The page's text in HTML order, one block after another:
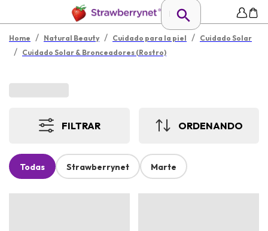
Home / Natural Beauty / Cuidado para la piel / Cuidado Solar
/ Cuidado Solar & Bronceadores (Rostro)
FILTRAR ORDENANDO
Todas Strawberrynet Marte